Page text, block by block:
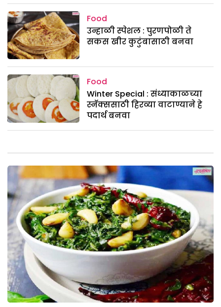
Food
उन्हाळी स्पेशल : पुरणपोळी ते
सकस खीर कुटुंबासाठी बनवा
Food
Winter Special : संध्याकाळच्या
स्नॅक्ससाठी हिरव्या वाटाण्याने हे
पदार्थ बनवा